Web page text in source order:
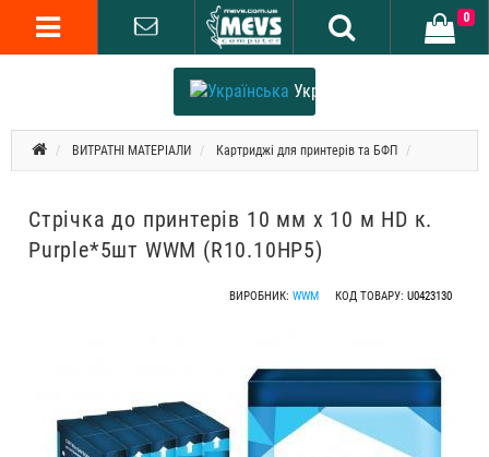
Українська
0
ВИТРАТНІ МАТЕРІАЛИ Картриджі для принтерів та БФП
Стрічка до принтерів 10 мм х 10 м HD к.
Purple*5шт WWM (R10.10HP5)
ВИРОБНИК: WWM КОД ТОВАРУ: U0423130